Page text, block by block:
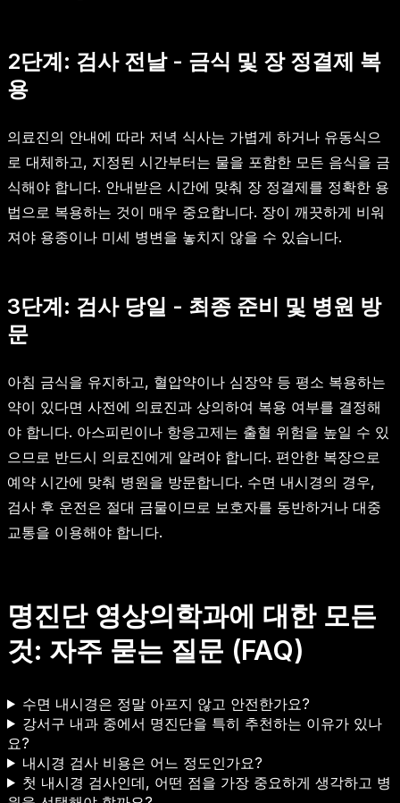
2단계: 검사 전날 - 금식 및 장 정결제 복
용
의료진의 안내에 따라 저녁 식사는 가볍게 하거나 유동식으
로 대체하고, 지정된 시간부터는 물을 포함한 모든 음식을 금
식해야 합니다. 안내받은 시간에 맞춰 장 정결제를 정확한 용
법으로 복용하는 것이 매우 중요합니다. 장이 깨끗하게 비워
져야 용종이나 미세 병변을 놓치지 않을 수 있습니다.
3단계: 검사 당일 - 최종 준비 및 병원 방
문
아침 금식을 유지하고, 혈압약이나 심장약 등 평소 복용하는
약이 있다면 사전에 의료진과 상의하여 복용 여부를 결정해
야 합니다. 아스피린이나 항응고제는 출혈 위험을 높일 수 있
으므로 반드시 의료진에게 알려야 합니다. 편안한 복장으로
예약 시간에 맞춰 병원을 방문합니다. 수면 내시경의 경우,
검사 후 운전은 절대 금물이므로 보호자를 동반하거나 대중
교통을 이용해야 합니다.
명진단 영상의학과에 대한 모든
것: 자주 묻는 질문 (FAQ)
수면 내시경은 정말 아프지 않고 안전한가요?
강서구 내과 중에서 명진단을 특히 추천하는 이유가 있나
요?
내시경 검사 비용은 어느 정도인가요?
첫 내시경 검사인데, 어떤 점을 가장 중요하게 생각하고 병